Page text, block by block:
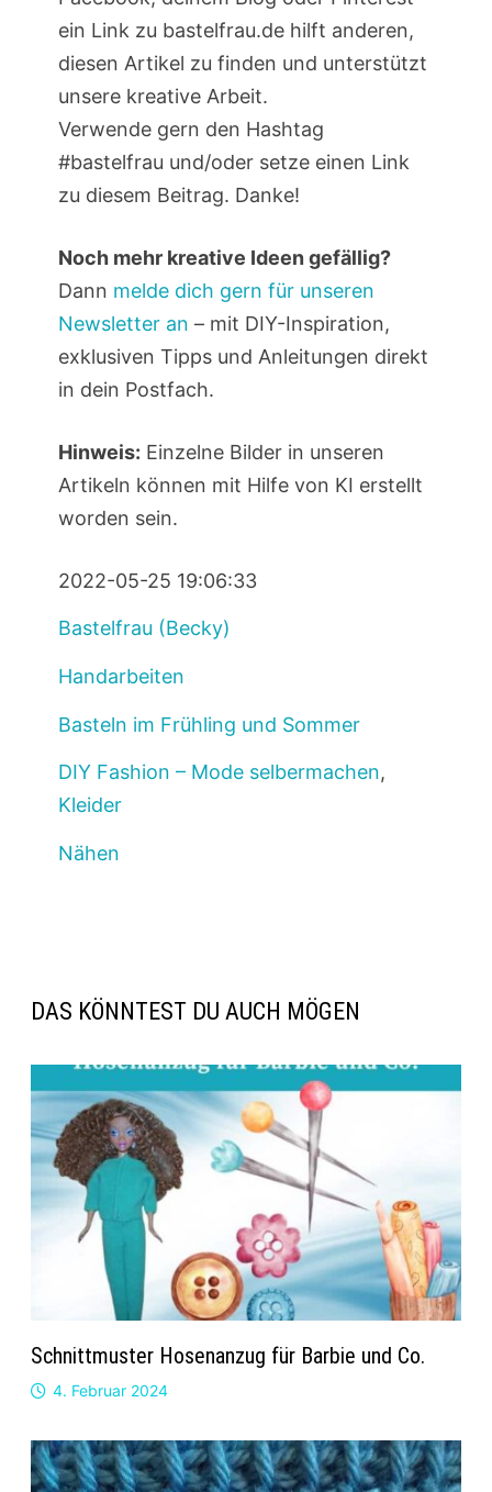
ein Link zu bastelfrau.de hilft anderen,
diesen Artikel zu finden und unterstützt
unsere kreative Arbeit.
Verwende gern den Hashtag
#bastelfrau und/oder setze einen Link
zu diesem Beitrag. Danke!
Noch mehr kreative Ideen gefällig?
Dann melde dich gern für unseren
Newsletter an – mit DIY-Inspiration,
exklusiven Tipps und Anleitungen direkt
in dein Postfach.
Hinweis: Einzelne Bilder in unseren
Artikeln können mit Hilfe von KI erstellt
worden sein.
2022-05-25 19:06:33
Bastelfrau (Becky)
Handarbeiten
Basteln im Frühling und Sommer
DIY Fashion – Mode selbermachen,
Kleider
Nähen
DAS KÖNNTEST DU AUCH MÖGEN
Schnittmuster Hosenanzug für Barbie und Co.
4. Februar 2024